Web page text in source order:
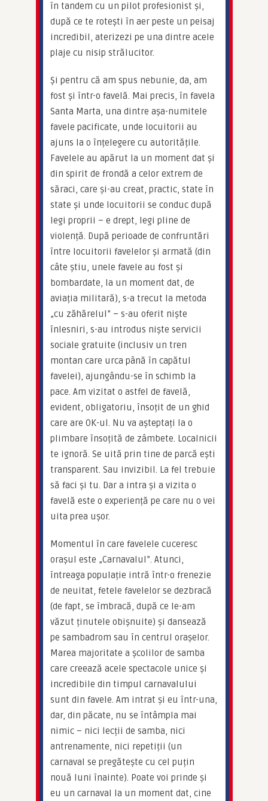
în tandem cu un pilot profesionist și,
după ce te rotești în aer peste un peisaj
incredibil, aterizezi pe una dintre acele
plaje cu nisip strălucitor.
Și pentru că am spus nebunie, da, am
fost și într-o favelă. Mai precis, în favela
Santa Marta, una dintre așa-numitele
favele pacificate, unde locuitorii au
ajuns la o înțelegere cu autoritățile.
Favelele au apărut la un moment dat și
din spirit de frondă a celor extrem de
săraci, care și-au creat, practic, state în
state și unde locuitorii se conduc după
legi proprii – e drept, legi pline de
violență. După perioade de confruntări
între locuitorii favelelor și armată (din
câte știu, unele favele au fost și
bombardate, la un moment dat, de
aviația militară), s-a trecut la metoda
„cu zăhărelul” – s-au oferit niște
înlesniri, s-au introdus niște servicii
sociale gratuite (inclusiv un tren
montan care urca până în capătul
favelei), ajungându-se în schimb la
pace. Am vizitat o astfel de favelă,
evident, obligatoriu, însoțit de un ghid
care are OK-ul. Nu va așteptați la o
plimbare însoțită de zâmbete. Localnicii
te ignoră. Se uită prin tine de parcă ești
transparent. Sau invizibil. La fel trebuie
să faci și tu. Dar a intra și a vizita o
favelă este o experiență pe care nu o vei
uita prea ușor.
Momentul în care favelele cuceresc
orașul este „Carnavalul”. Atunci,
întreaga populație intră într-o frenezie
de neuitat, fetele favelelor se dezbracă
(de fapt, se îmbracă, după ce le-am
văzut ținutele obișnuite) și dansează
pe sambadrom sau în centrul orașelor.
Marea majoritate a școlilor de samba
care creează acele spectacole unice și
incredibile din timpul carnavalului
sunt din favele. Am intrat și eu într-una,
dar, din păcate, nu se întâmpla mai
nimic – nici lecții de samba, nici
antrenamente, nici repetiții (un
carnaval se pregătește cu cel puțin
nouă luni înainte). Poate voi prinde și
eu un carnaval la un moment dat, cine